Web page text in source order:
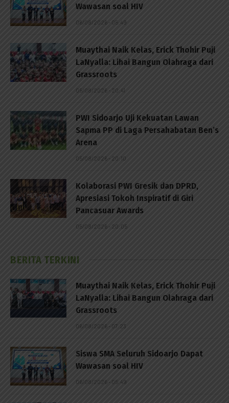
Wawasan soal HIV
06/08/2026 - 05:49
Muaythai Naik Kelas, Erick Thohir Puji
LaNyalla: Lihai Bangun Olahraga dari
Grassroots
05/08/2026 - 20:41
PWI Sidoarjo Uji Kekuatan Lawan
Sapma PP di Laga Persahabatan Ben’s
Arena
05/08/2026 - 20:10
Kolaborasi PWI Gresik dan DPRD,
Apresiasi Tokoh Inspiratif di Giri
Pancasuar Awards
05/08/2026 - 20:05
BERITA TERKINI
Muaythai Naik Kelas, Erick Thohir Puji
LaNyalla: Lihai Bangun Olahraga dari
Grassroots
06/08/2026 - 07:23
Siswa SMA Seluruh Sidoarjo Dapat
Wawasan soal HIV
06/08/2026 - 05:49